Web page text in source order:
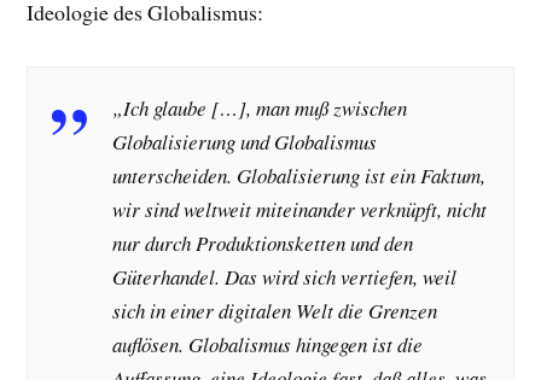
Ideologie des Globalismus:
„Ich glaube […], man muß zwischen
Globalisierung und Globalismus
unterscheiden. Globalisierung ist ein Faktum,
wir sind weltweit miteinander verknüpft, nicht
nur durch Produktionsketten und den
Güterhandel. Das wird sich vertiefen, weil
sich in einer digitalen Welt die Grenzen
auflösen. Globalismus hingegen ist die